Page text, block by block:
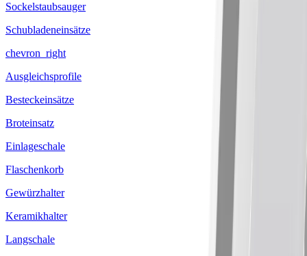
Sockelstaubsauger
Schubladeneinsätze
chevron_right
Ausgleichsprofile
Besteckeinsätze
Broteinsatz
Einlageschale
Flaschenkorb
Gewürzhalter
Keramikhalter
Langschale